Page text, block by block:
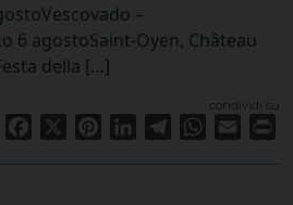
–
6 agostoSaint-Oyen, Château
della […]
condividi su
Facebook PinterestLinkedInTelegramWhatsApp
Email